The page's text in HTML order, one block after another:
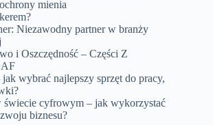
mienia
Niezawodny partner w branży
i Oszczędność – Części Z
wybrać najlepszy sprzęt do pracy,
świecie cyfrowym – jak wykorzystać
biznesu?